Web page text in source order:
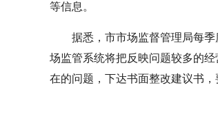
等信息。
据悉，市市场监督管理局每
场监管系统将把反映问题较多的
在的问题，下达书面整改建议书